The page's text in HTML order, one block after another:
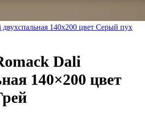
140x200 цвет Серый пух
Dali
140×200 цвет